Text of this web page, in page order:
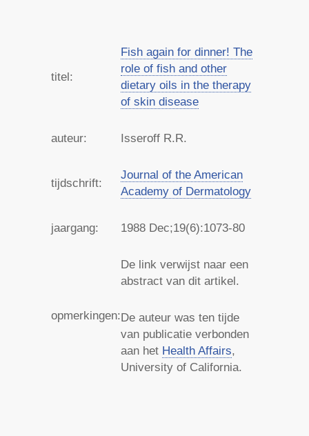
titel:
Fish again for dinner! The
role of fish and other
dietary oils in the therapy
of skin disease
auteur: Isseroff R.R.
tijdschrift:
Journal of the American
Academy of Dermatology
jaargang: 1988 Dec;19(6):1073-80
opmerkingen:
De link verwijst naar een
abstract van dit artikel.
De auteur was ten tijde
van publicatie verbonden
aan het Health Affairs,
University of California.